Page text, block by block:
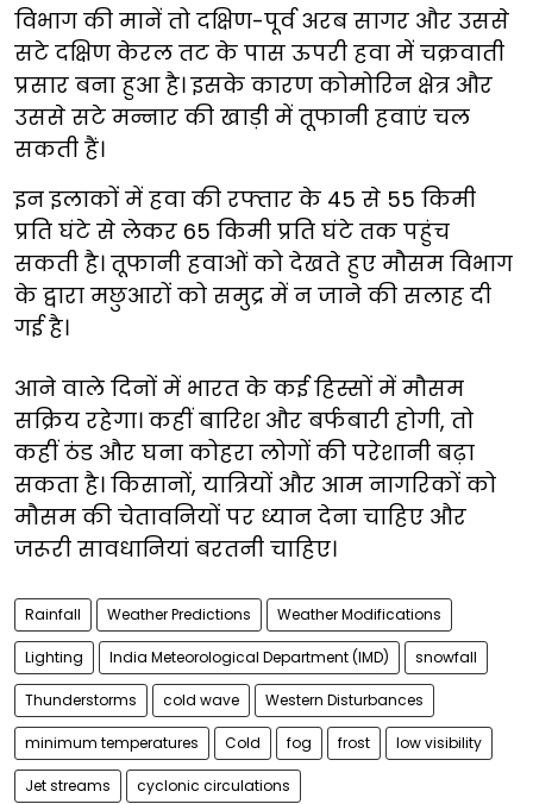
विभाग की मानें तो दक्षिण-पूर्व अरब सागर और उससे
सटे दक्षिण केरल तट के पास ऊपरी हवा में चक्रवाती
प्रसार बना हुआ है। इसके कारण कोमोरिन क्षेत्र और
उससे सटे मन्नार की खाड़ी में तूफानी हवाएं चल
सकती हैं।
इन इलाकों में हवा की रफ्तार के 45 से 55 किमी
प्रति घंटे से लेकर 65 किमी प्रति घंटे तक पहुंच
सकती है। तूफानी हवाओं को देखते हुए मौसम विभाग
के द्वारा मछुआरों को समुद्र में न जाने की सलाह दी
गई है।
आने वाले दिनों में भारत के कई हिस्सों में मौसम
सक्रिय रहेगा। कहीं बारिश और बर्फबारी होगी, तो
कहीं ठंड और घना कोहरा लोगों की परेशानी बढ़ा
सकता है। किसानों, यात्रियों और आम नागरिकों को
मौसम की चेतावनियों पर ध्यान देना चाहिए और
जरूरी सावधानियां बरतनी चाहिए।
Rainfall Weather Predictions Weather Modifications
Lighting India Meteorological Department (IMD) snowfall
Thunderstorms cold wave Western Disturbances
minimum temperatures Cold fog frost low visibility
Jet streams cyclonic circulations